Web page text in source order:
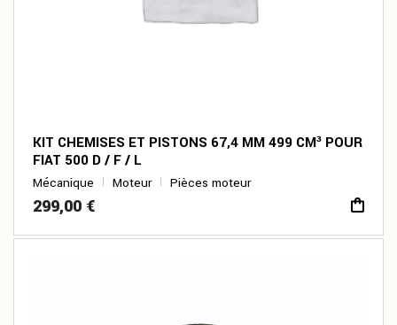
KIT CHEMISES ET PISTONS 67,4 MM 499 CM³ POUR
FIAT 500 D / F / L
Mécanique Moteur Pièces moteur
299,00 €